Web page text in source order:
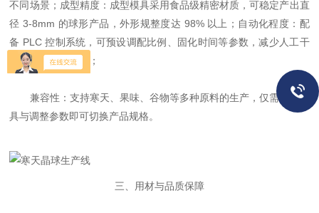
不同场景；成型精度：成型模具采用食品级精密材质，可稳定产出直
径 3-8mm 的球形产品，外形规整度达 98% 以上；自动化程度：配
备 PLC 控制系统，可预设调配比例、固化时间等参数，减少人工干
预，降低操作误差；
兼容性：支持寒天、果味、谷物等多种原料的生产，仅需更换模
具与调整参数即可切换产品规格。
三、用材与品质保障